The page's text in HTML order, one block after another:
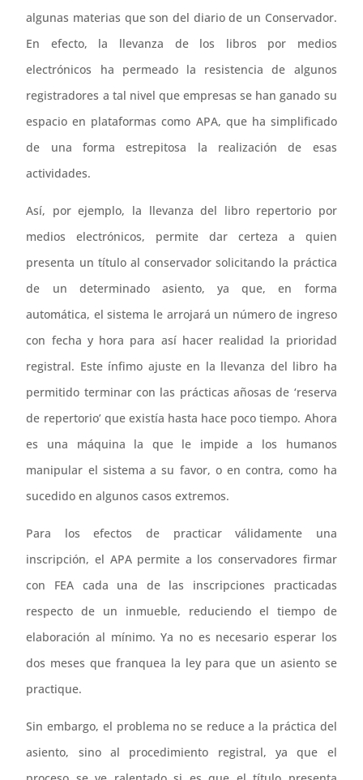
algunas materias que son del diario de un Conservador.
En efecto, la llevanza de los libros por medios
electrónicos ha permeado la resistencia de algunos
registradores a tal nivel que empresas se han ganado su
espacio en plataformas como APA, que ha simplificado
de una forma estrepitosa la realización de esas
actividades.
Así, por ejemplo, la llevanza del libro repertorio por
medios electrónicos, permite dar certeza a quien
presenta un título al conservador solicitando la práctica
de un determinado asiento, ya que, en forma
automática, el sistema le arrojará un número de ingreso
con fecha y hora para así hacer realidad la prioridad
registral. Este ínfimo ajuste en la llevanza del libro ha
permitido terminar con las prácticas añosas de ‘reserva
de repertorio’ que existía hasta hace poco tiempo. Ahora
es una máquina la que le impide a los humanos
manipular el sistema a su favor, o en contra, como ha
sucedido en algunos casos extremos.
Para los efectos de practicar válidamente una
inscripción, el APA permite a los conservadores firmar
con FEA cada una de las inscripciones practicadas
respecto de un inmueble, reduciendo el tiempo de
elaboración al mínimo. Ya no es necesario esperar los
dos meses que franquea la ley para que un asiento se
practique.
Sin embargo, el problema no se reduce a la práctica del
asiento, sino al procedimiento registral, ya que el